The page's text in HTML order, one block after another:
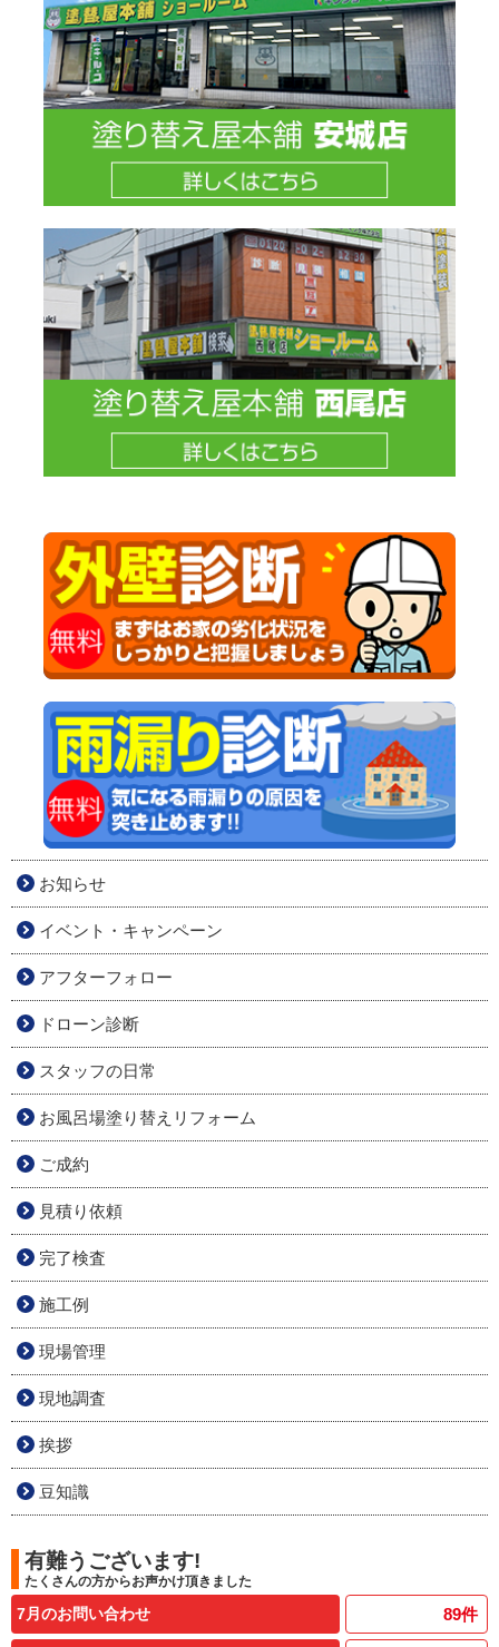
お知らせ
イベント・キャンペーン
アフターフォロー
ドローン診断
スタッフの日常
お風呂場塗り替えリフォーム
ご成約
見積り依頼
完了検査
施工例
現場管理
現地調査
挨拶
豆知識
有難うございます!
たくさんの方からお声かけ頂きました
7月のお問い合わせ 89件